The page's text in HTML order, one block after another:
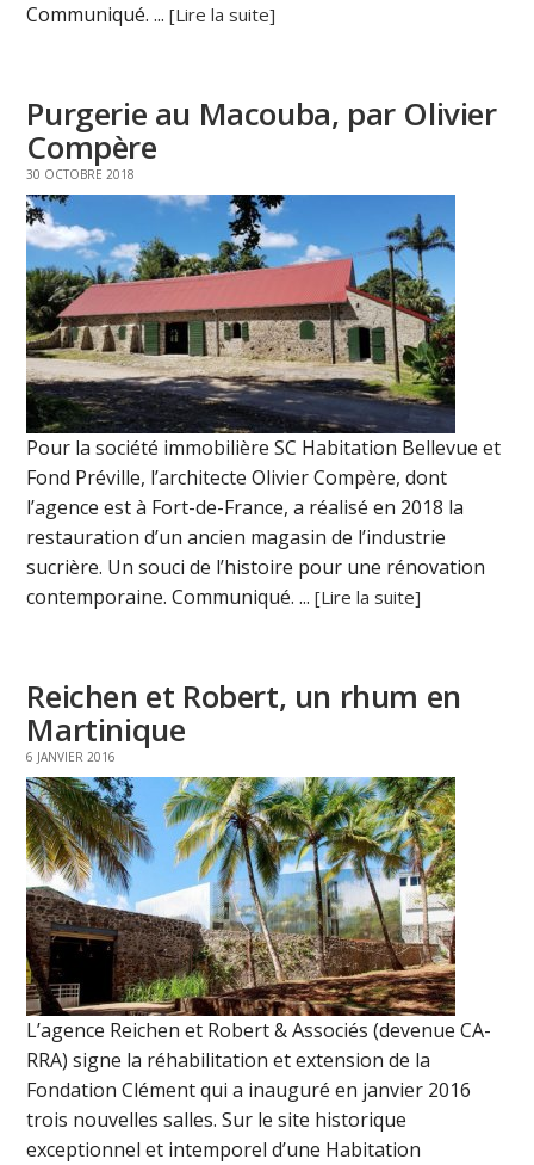
Communiqué. ...[Lire la suite]
Purgerie au Macouba, par Olivier
Compère
30 OCTOBRE 2018
Pour la société immobilière SC Habitation Bellevue et
Fond Préville, l’architecte Olivier Compère, dont
l’agence est à Fort-de-France, a réalisé en 2018 la
restauration d’un ancien magasin de l’industrie
sucrière. Un souci de l’histoire pour une rénovation
contemporaine. Communiqué. ...[Lire la suite]
Reichen et Robert, un rhum en
Martinique
6 JANVIER 2016
L’agence Reichen et Robert & Associés (devenue CA-
RRA) signe la réhabilitation et extension de la
Fondation Clément qui a inauguré en janvier 2016
trois nouvelles salles. Sur le site historique
exceptionnel et intemporel d’une Habitation